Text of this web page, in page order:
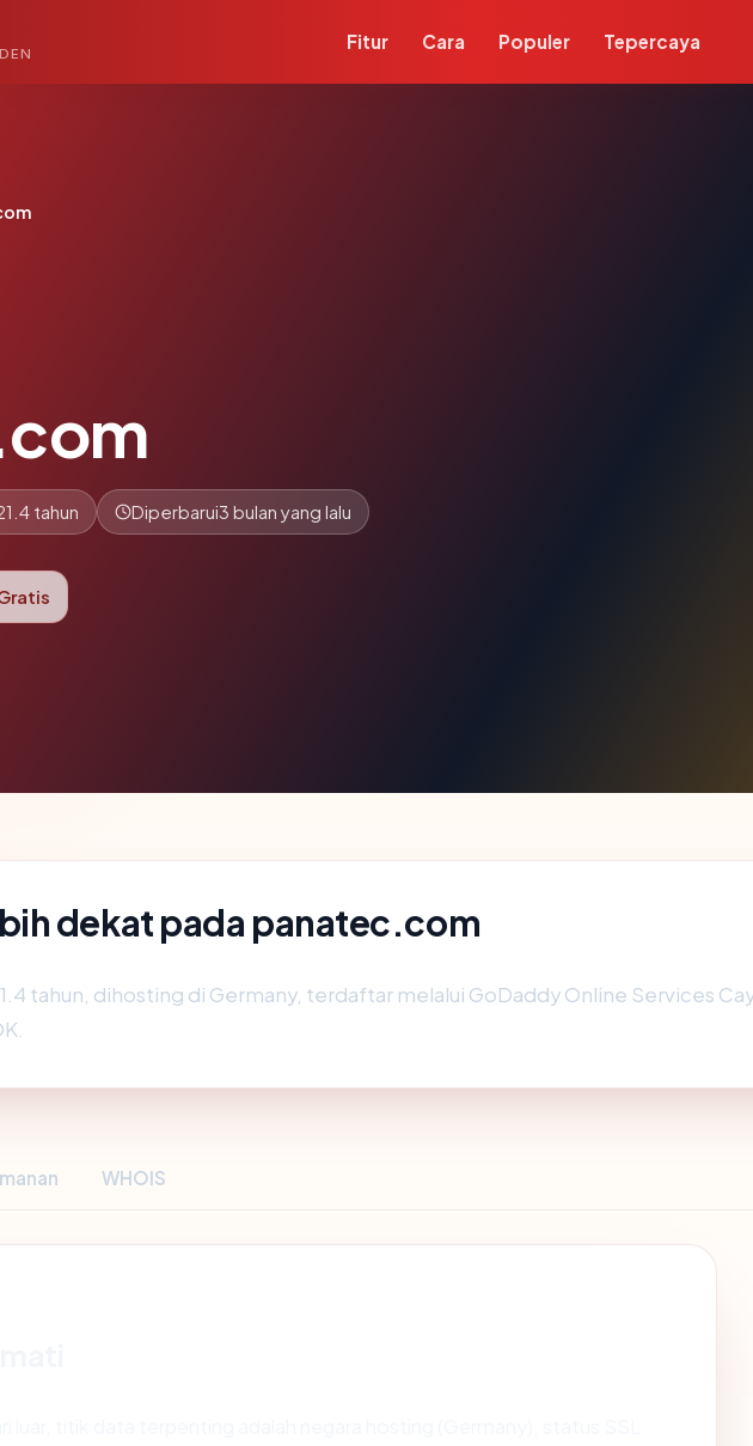
Fitur Cara Populer Tepercaya
tahun Diperbarui3 bulan yang lalu
dekat pada panatec.com
tahun, dihosting di Germany, terdaftar melalui GoDaddy Online Services
WHOIS